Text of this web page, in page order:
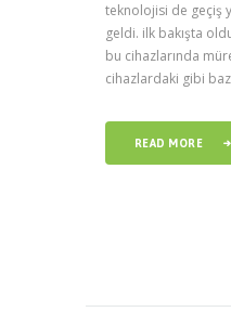
teknolojisi de geçiş
geldi. ilk bakışta
bu cihazlarında
cihazlardaki gibi
READ MORE